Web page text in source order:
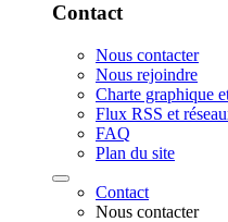
Contact
Nous contacter
Nous rejoindre
Charte graphique
Flux RSS et
FAQ
Plan du site
Contact
Nous contacter